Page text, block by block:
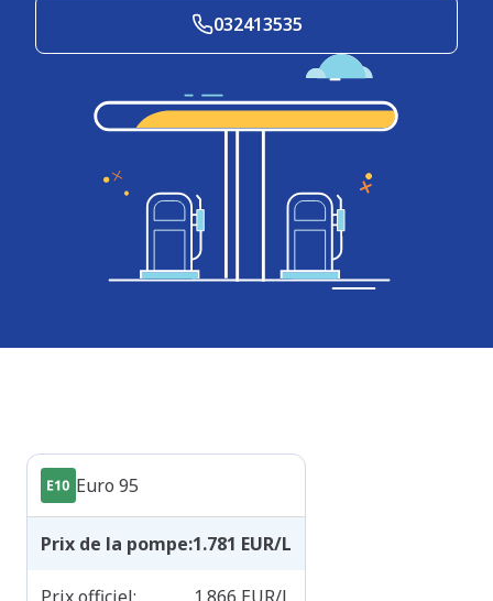
032413535
Euro 95
Prix de la pompe:1.781 EUR/L